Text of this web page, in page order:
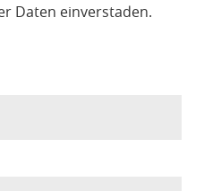
Daten einverstaden.